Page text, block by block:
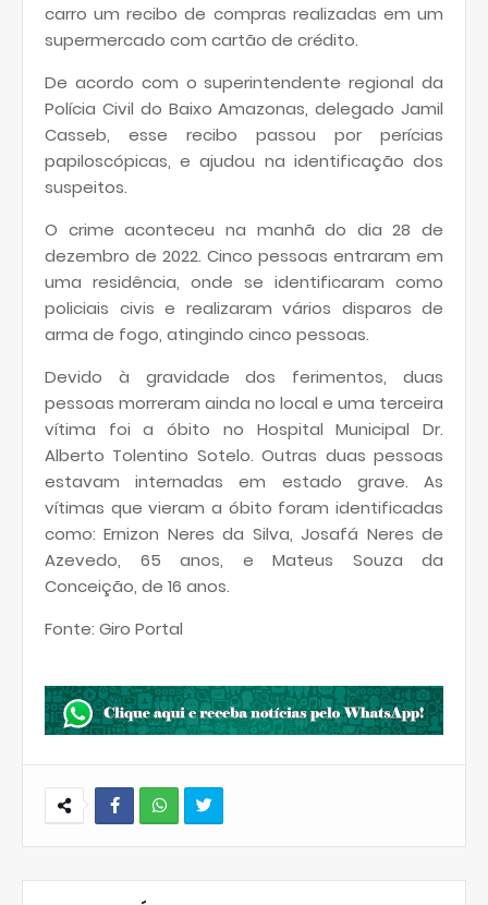
carro um recibo de compras realizadas em um
supermercado com cartão de crédito.
De acordo com o superintendente regional da
Polícia Civil do Baixo Amazonas, delegado Jamil
Casseb, esse recibo passou por perícias
papiloscópicas, e ajudou na identificação dos
suspeitos.
O crime aconteceu na manhã do dia 28 de
dezembro de 2022. Cinco pessoas entraram em
uma residência, onde se identificaram como
policiais civis e realizaram vários disparos de
arma de fogo, atingindo cinco pessoas.
Devido à gravidade dos ferimentos, duas
pessoas morreram ainda no local e uma terceira
vítima foi a óbito no Hospital Municipal Dr.
Alberto Tolentino Sotelo. Outras duas pessoas
estavam internadas em estado grave. As
vítimas que vieram a óbito foram identificadas
como: Ernizon Neres da Silva, Josafá Neres de
Azevedo, 65 anos, e Mateus Souza da
Conceição, de 16 anos.
Fonte: Giro Portal